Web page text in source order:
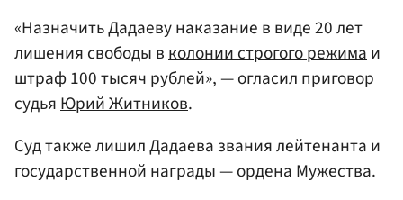
«Назначить Дадаеву наказание в виде 20 лет
лишения свободы вколонии строгого режимаи
штраф 100 тысяч рублей», — огласил приговор
судьяЮрий Житников.
Суд также лишил Дадаева звания лейтенанта и
государственной награды — ордена Мужества.